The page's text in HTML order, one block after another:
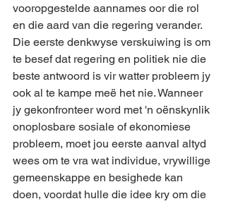
vooropgestelde aannames oor die rol
en die aard van die regering verander.
Die eerste denkwyse verskuiwing is om
te besef dat regering en politiek nie die
beste antwoord is vir watter probleem jy
ook al te kampe meë het nie. Wanneer
jy gekonfronteer word met 'n oënskynlik
onoplosbare sosiale of ekonomiese
probleem, moet jou eerste aanval altyd
wees om te vra wat individue, vrywillige
gemeenskappe en besighede kan
doen, voordat hulle die idee kry om die